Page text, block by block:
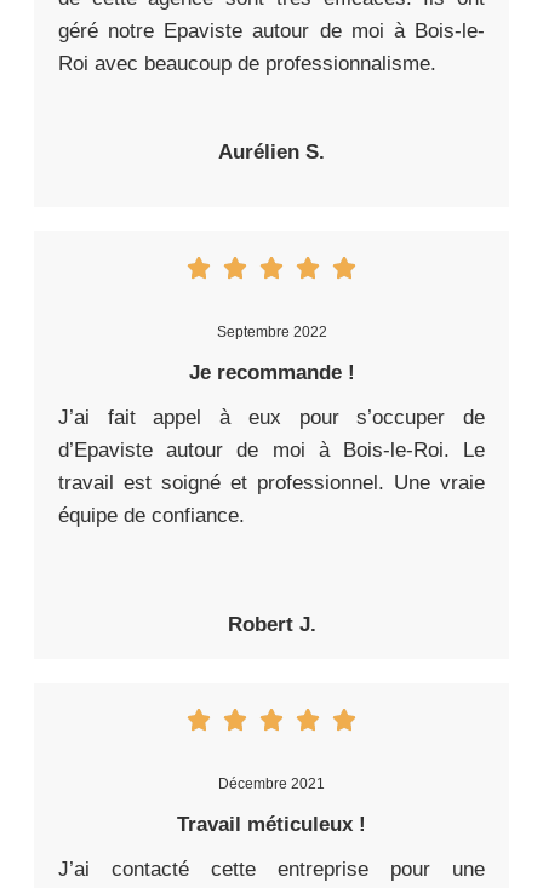
géré notre Epaviste autour de moi à Bois-le-
Roi avec beaucoup de professionnalisme.
Aurélien S.
Septembre 2022
Je recommande !
J’ai fait appel à eux pour s’occuper de
d’Epaviste autour de moi à Bois-le-Roi. Le
travail est soigné et professionnel. Une vraie
équipe de confiance.
Robert J.
Décembre 2021
Travail méticuleux !
J’ai contacté cette entreprise pour une